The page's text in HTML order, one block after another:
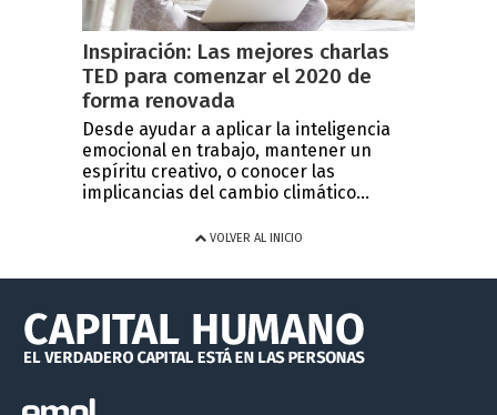
Inspiración: Las mejores charlas
TED para comenzar el 2020 de
forma renovada
Desde ayudar a aplicar la inteligencia
emocional en trabajo, mantener un
espíritu creativo, o conocer las
implicancias del cambio climático...
VOLVER AL INICIO